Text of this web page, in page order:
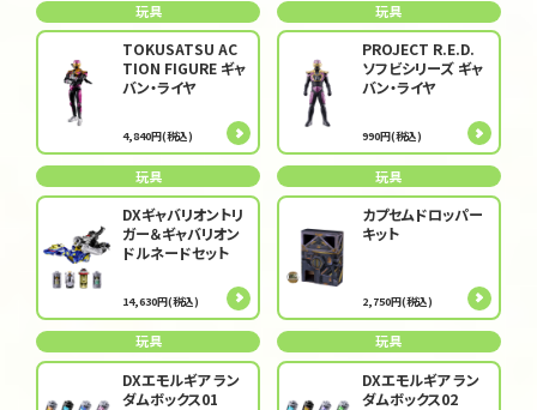
玩具
TOKUSATSU AC
TION FIGURE ギャ
バン・ライヤ
4,840円(税込)
玩具
PROJECT R.E.D.
ソフビシリーズ ギャ
バン・ライヤ
990円(税込)
玩具
DXギャバリオントリ
ガー＆ギャバリオン
ドルネードセット
14,630円(税込)
玩具
カプセムドロッパー
キット
2,750円(税込)
玩具
DXエモルギア ラン
ダムボックス01
玩具
DXエモルギア ラン
ダムボックス02